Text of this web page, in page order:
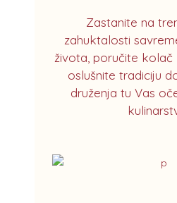
Zastanite na
zahuktalosti
života, poručite
oslušnite tradiciju
druženja tu Vas